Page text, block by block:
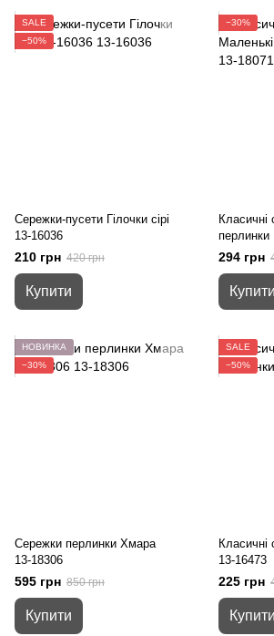
SALE
−50%
Сережки-пусети Гілочки сірі
13-16036
210 грн 420 грн
Купити
−30%
Класичні
перлинки
13-18071
294 грн
Купити
НОВИНКА
−30%
Сережки перлинки Хмара
13-18306
595 грн 850 грн
Купити
SALE
−50%
Класичні
13-16473
225 грн
Купити